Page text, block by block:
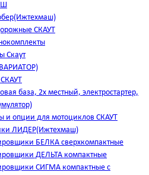
СКАУТ
Скаут
база, 2х местный, электростартер,
и опции для мотоциклов СКАУТ
ЛИДЕР(Ижтехмаш)
БЕЛКА сверхкомпактные
ДЕЛЬТА компактные
СИГМА компактные с